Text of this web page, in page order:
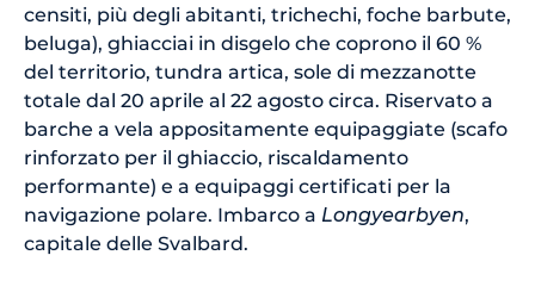
censiti, più degli abitanti, trichechi, foche barbute,
beluga), ghiacciai in disgelo che coprono il 60 %
del territorio, tundra artica, sole di mezzanotte
totale dal 20 aprile al 22 agosto circa. Riservato a
barche a vela appositamente equipaggiate (scafo
rinforzato per il ghiaccio, riscaldamento
performante) e a equipaggi certificati per la
navigazione polare. Imbarco a Longyearbyen,
capitale delle Svalbard.